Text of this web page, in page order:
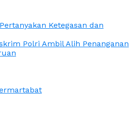
Ketegasan dan
Polri Ambil Alih Penanganan